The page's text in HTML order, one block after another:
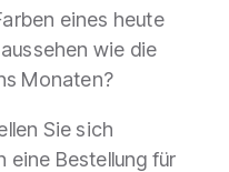
eines heute
wie die
Monaten?
Sie sich
eine Bestellung für